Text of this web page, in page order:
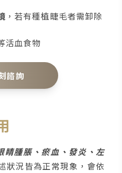
，若有種植睫毛者需卸除
活血食物
諮詢
睛腫脹、瘀血、發炎、左
狀況皆為正常現象，會依